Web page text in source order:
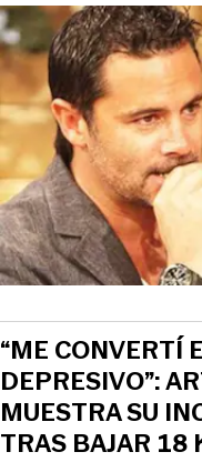
“ME CONVERTÍ
DEPRESIVO”:
MUESTRA SU
TRAS BAJAR 18